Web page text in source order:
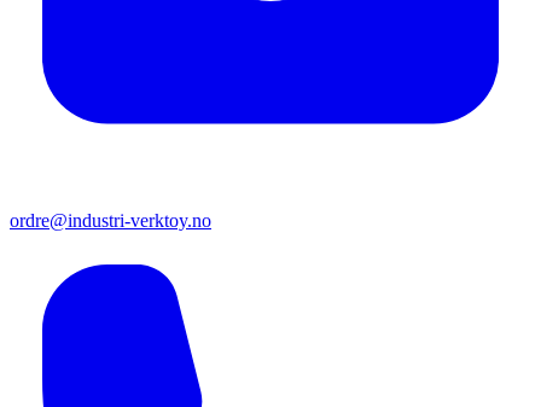
ordre@industri-verktoy.no